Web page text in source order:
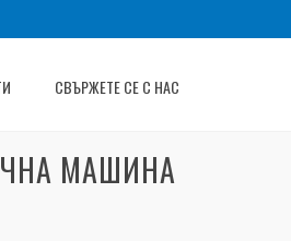
СВЪРЖЕТЕ СЕ С НАС
МАШИНА